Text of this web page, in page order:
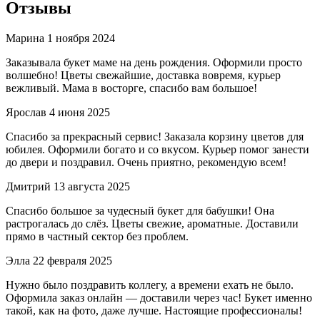
Отзывы
Марина 1 ноября 2024
Заказывала букет маме на день рождения. Оформили просто
волшебно! Цветы свежайшие, доставка вовремя, курьер
вежливый. Мама в восторге, спасибо вам большое!
Ярослав 4 июня 2025
Спасибо за прекрасный сервис! Заказала корзину цветов для
юбилея. Оформили богато и со вкусом. Курьер помог занести
до двери и поздравил. Очень приятно, рекомендую всем!
Дмитрий 13 августа 2025
Спасибо большое за чудесный букет для бабушки! Она
растрогалась до слёз. Цветы свежие, ароматные. Доставили
прямо в частный сектор без проблем.
Элла 22 февраля 2025
Нужно было поздравить коллегу, а времени ехать не было.
Оформила заказ онлайн — доставили через час! Букет именно
такой, как на фото, даже лучше. Настоящие профессионалы!